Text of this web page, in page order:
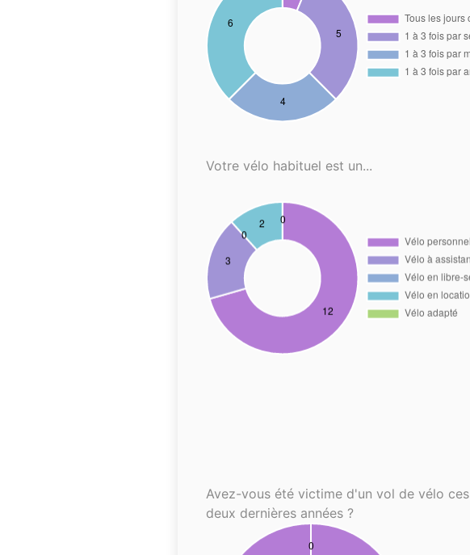
Votre vélo habituel est un...
Avez-vous été victime d'un vol de vélo ces
deux dernières années ?